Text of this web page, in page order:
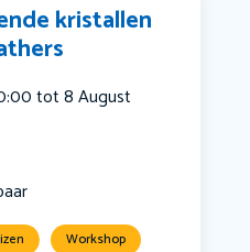
kristallen
tot 8 August
Workshop